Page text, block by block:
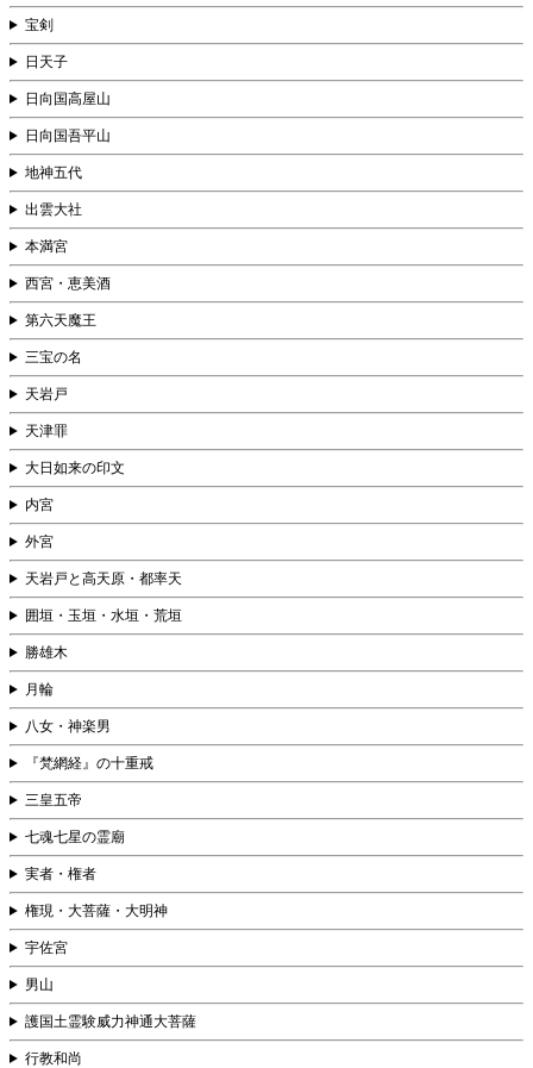
宝剣
日天子
日向国高屋山
日向国吾平山
地神五代
出雲大社
本満宮
西宮・恵美酒
第六天魔王
三宝の名
天岩戸
天津罪
大日如来の印文
内宮
外宮
天岩戸と高天原・都率天
囲垣・玉垣・水垣・荒垣
勝雄木
月輪
八女・神楽男
『梵網経』の十重戒
三皇五帝
七魂七星の霊廟
実者・権者
権現・大菩薩・大明神
宇佐宮
男山
護国土霊験威力神通大菩薩
行教和尚